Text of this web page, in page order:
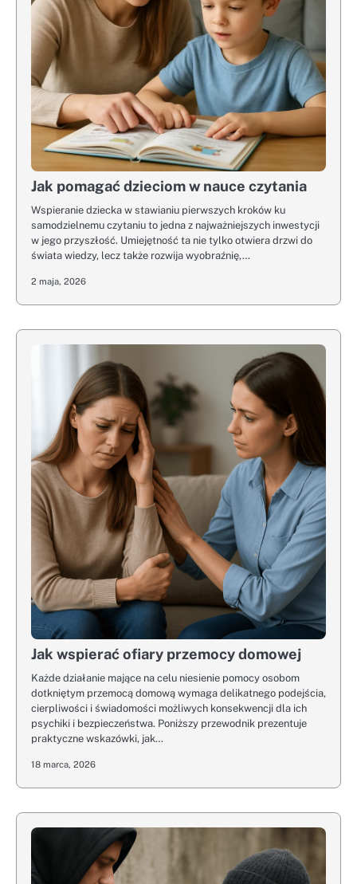
Jak pomagać dzieciom w nauce czytania
Wspieranie dziecka w stawianiu pierwszych kroków ku
samodzielnemu czytaniu to jedna z najważniejszych inwestycji
w jego przyszłość. Umiejętność ta nie tylko otwiera drzwi do
świata wiedzy, lecz także rozwija wyobraźnię,…
2 maja, 2026
Jak wspierać ofiary przemocy domowej
Każde działanie mające na celu niesienie pomocy osobom
dotkniętym przemocą domową wymaga delikatnego podejścia,
cierpliwości i świadomości możliwych konsekwencji dla ich
psychiki i bezpieczeństwa. Poniższy przewodnik prezentuje
praktyczne wskazówki, jak…
18 marca, 2026